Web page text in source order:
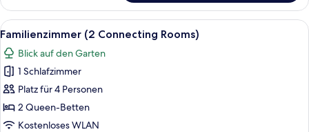
(2
Connecting
Rooms)
Alle
Fotos
für
Familienzimmer
(2
Connecting
Rooms)
Allergikerbettwaren, Zimmersafe,
7
Familienzimmer (2 Connecting Rooms)
Blick auf den Garten
1 Schlafzimmer
Platz für 4 Personen
2 Queen-Betten
Kostenloses WLAN